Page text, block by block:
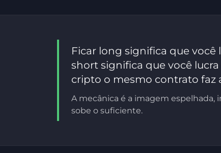
Ficar long significa que
short significa que você
cripto o mesmo contrato faz
A mecânica é a imagem
sobe o suficiente.